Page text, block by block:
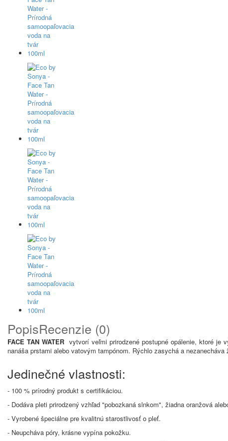
PopisRecenzie (0)
FACE TAN WATER vytvorí veľmi prirodzené postupné opálenie, ktoré je
nanáša prstami alebo vatovým tampónom. Rýchlo zasychá a
Jedinečné vlastnosti:
- 100 % prírodný produkt s certifikáciou.
- Dodáva pleti prirodzený vzhľad "pobozkaná slnkom", žiadna oranžová
- Vyrobené špeciálne pre kvalitnú starostlivosť o pleť.
- Neupcháva póry, krásne vypína pokožku.